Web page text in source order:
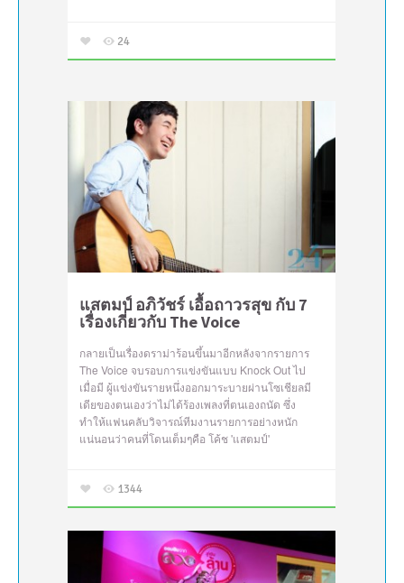
24
แสตมป์ อภิวัชร์ เอื้อถาวรสุข กับ 7
เรื่องเกี่ยวกับ The Voice
กลายเป็นเรื่องดราม่าร้อนขึ้นมาอีกหลังจากรายการ
The Voice จบรอบการแข่งขันแบบ Knock Out ไป
เมื่อมี ผู้แข่งขันรายหนึ่งออกมาระบายผ่านโซเชียลมี
เดียของตนเองว่าไม่ได้ร้องเพลงที่ตนเองถนัด ซึ่ง
ทำให้แฟนคลับวิจารณ์ทีมงานรายการอย่างหนัก
แน่นอนว่าคนที่โดนเต็มๆคือ โค้ช 'แสตมป์'
1344